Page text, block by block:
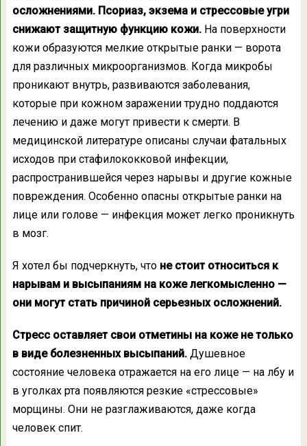
осложнениями. Псориаз, экзема и стрессовые угри
снижают защитную функцию кожи. На поверхности
кожи образуются мелкие открытые ранки — ворота
для различных микроорганизмов. Когда микробы
проникают внутрь, развиваются заболевания,
которые при кожном заражении трудно поддаются
лечению и даже могут привести к смерти. В
медицинской литературе описаны случаи фатальных
исходов при стафилококковой инфекции,
распространившейся через нарывы и другие кожные
повреждения. Особенно опасны открытые ранки на
лице или голове — инфекция может легко проникнуть
в мозг.
Я хотел бы подчеркнуть, что не стоит относиться к
нарывам и высыпаниям на коже легкомысленно —
они могут стать причиной серьезных осложнений.
Стресс оставляет свои отметины на коже не только
в виде болезненных высыпаний.Душевное
состояние человека отражается на его лице — на лбу и
в уголках рта появляются резкие «стрессовые»
морщины. Они не разглаживаются, даже когда
человек спит.